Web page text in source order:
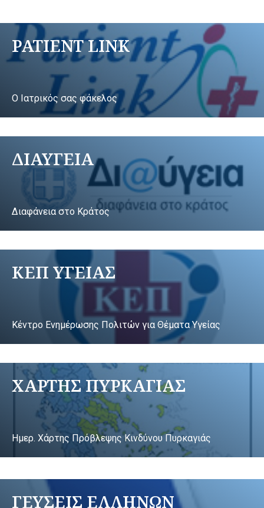
PATIENT LINK
Ο Ιατρικός σας φάκελος
ΔΙΑΥΓΕΙΑ
Διαφάνεια στο Κράτος
ΚΕΠ ΥΓΕΙΑΣ
Κέντρο Ενημέρωσης Πολιτών για Θέματα Υγείας
ΧΑΡΤΗΣ ΠΥΡΚΑΓΙΑΣ
Ημερ. Χάρτης Πρόβλεψης Κινδύνου Πυρκαγιάς
ΓΕΥΣΕΙΣ ΕΛΛΗΝΩΝ